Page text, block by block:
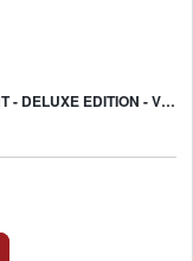
LEGO BATMAN: LEGACY OF THE DARK KNIGHT - DELUXE EDITION - VERSION NINTENDO SWITCH 2